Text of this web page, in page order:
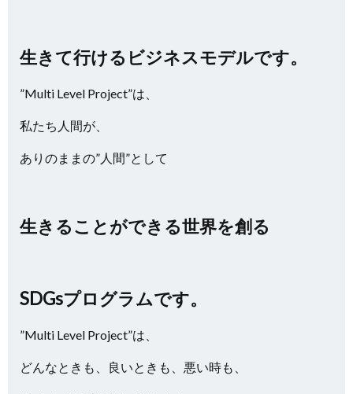
生きて行けるビジネスモデルです。
”Multi Level Project”は、
私たち人間が、
ありのままの”人間”として
生きることができる世界を創る
SDGsプログラムです。
”Multi Level Project”は、
どんなときも、良いときも、悪い時も、